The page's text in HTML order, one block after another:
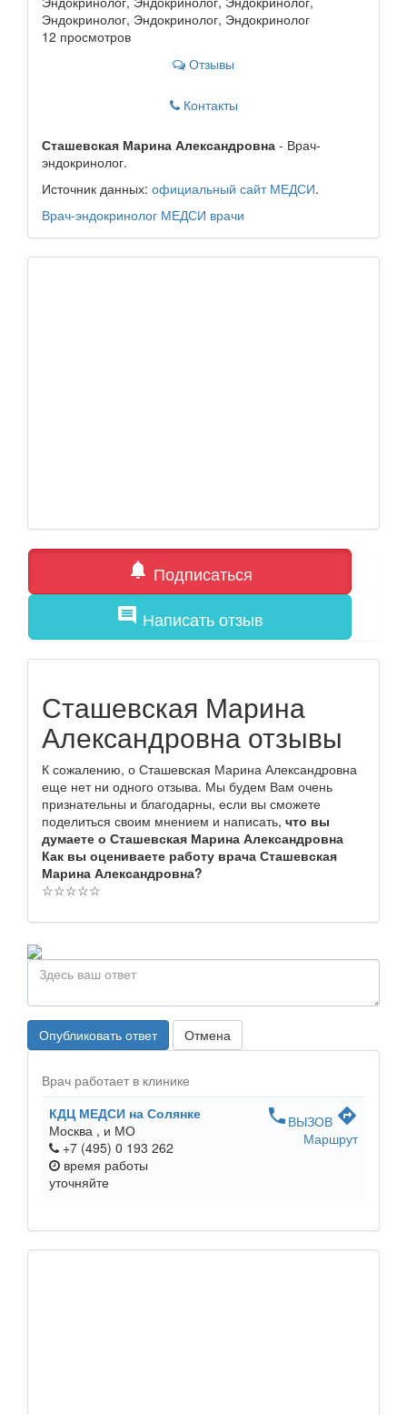
Эндокринолог, Эндокринолог, Эндокринолог
12 просмотров
Отзывы
Контакты
Сташевская Марина Александровна - Врач-
эндокринолог.
Источник данных: официальный сайт МЕДСИ.
Врач-эндокринолог МЕДСИ врачи
notifications Подписаться
comment Написать отзыв
Сташевская Марина
Александровна отзывы
К сожалению, о Сташевская Марина Александровна
еще нет ни одного отзыва. Мы будем Вам очень
признательны и благодарны, если вы сможете
поделиться своим мнением и написать, что вы
думаете о Сташевская Марина Александровна
Как вы оцениваете работу врача Сташевская
Марина Александровна?
☆☆☆☆☆
Опубликовать ответ Отмена
Врач работает в клинике
КДЦ МЕДСИ на Солянке
Москва , и МО
+7 (495) 0 193 262
время работы
уточняйте
phone ВЫЗОВ directions
Маршрут